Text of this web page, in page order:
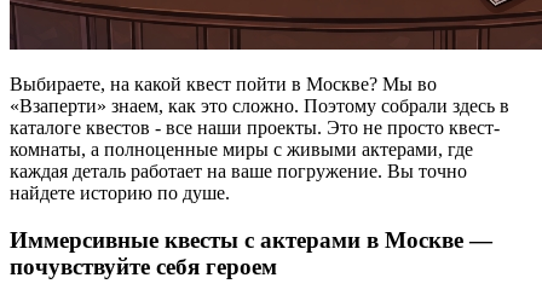
Выбираете, на какой квест пойти в Москве? Мы во
«Взаперти» знаем, как это сложно. Поэтому собрали здесь в
каталоге квестов - все наши проекты. Это не просто квест-
комнаты, а полноценные миры с живыми актерами, где
каждая деталь работает на ваше погружение. Вы точно
найдете историю по душе.
Иммерсивные квесты с актерами в Москве —
почувствуйте себя героем